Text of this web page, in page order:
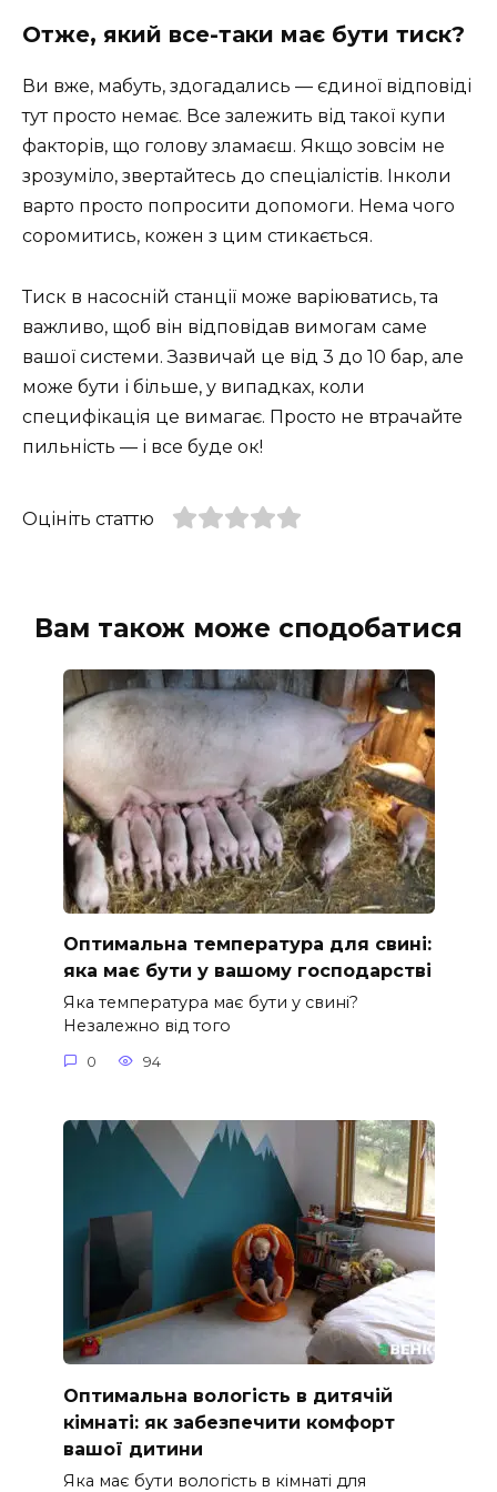
Отже, який все-таки має бути тиск?
Ви вже, мабуть, здогадались — єдиної відповіді
тут просто немає. Все залежить від такої купи
факторів, що голову зламаєш. Якщо зовсім не
зрозуміло, звертайтесь до спеціалістів. Інколи
варто просто попросити допомоги. Нема чого
соромитись, кожен з цим стикається.
Тиск в насосній станції може варіюватись, та
важливо, щоб він відповідав вимогам саме
вашої системи. Зазвичай це від 3 до 10 бар, але
може бути і більше, у випадках, коли
специфікація це вимагає. Просто не втрачайте
пильність — і все буде ок!
Оцініть статтю
Вам також може сподобатися
Оптимальна температура для свині:
яка має бути у вашому господарстві
Яка температура має бути у свині?
Незалежно від того
0 94
Оптимальна вологість в дитячій
кімнаті: як забезпечити комфорт
вашої дитини
Яка має бути вологість в кімнаті для